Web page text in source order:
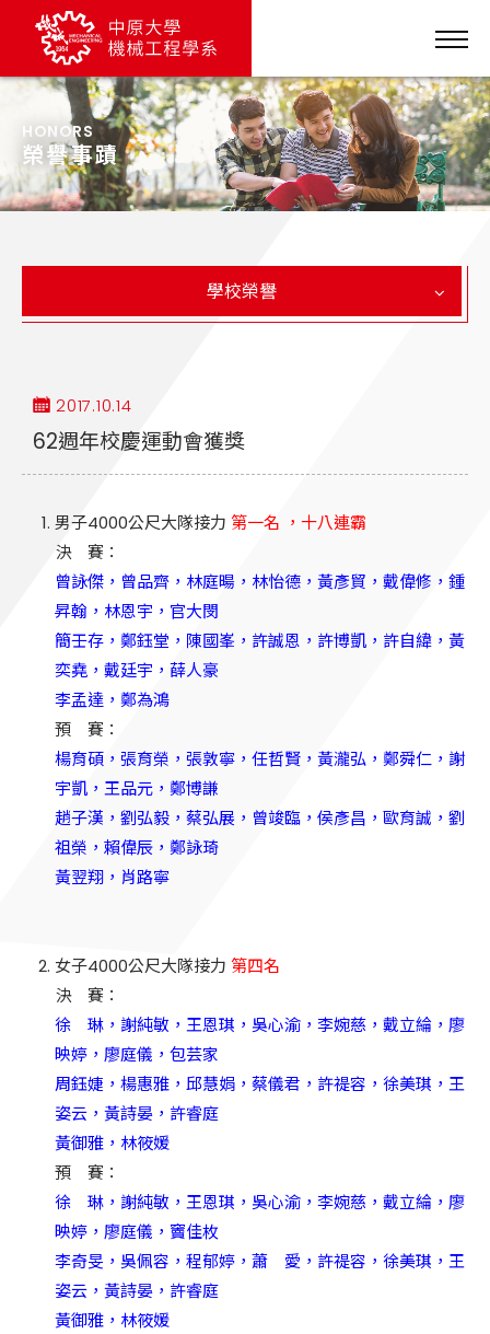
HONORS
榮譽事蹟
學校榮譽
2017.10.14
62週年校慶運動會獲獎
男子4000公尺大隊接力 第一名 ，十八連霸
決 賽：
曾詠傑，曾品齊，林庭暘，林怡德，黃彥貿，戴偉修，鍾
昇翰，林恩宇，官大閔
簡壬存，鄭鈺堂，陳國峯，許誠恩，許博凱，許自緯，黃
奕堯，戴廷宇，薛人豪
李孟達，鄭為鴻
預 賽：
楊育碩，張育榮，張敦寧，任哲賢，黃瀧弘，鄭舜仁，謝
宇凱，王品元，鄭博謙
趙子漢，劉弘毅，蔡弘展，曾竣臨，侯彥昌，歐育誠，劉
祖榮，賴偉辰，鄭詠琦
黃翌翔，肖路寧
女子4000公尺大隊接力 第四名
決 賽：
徐 琳，謝純敏，王恩琪，吳心渝，李婉慈，戴立綸，廖
映婷，廖庭儀，包芸家
周鈺婕，楊惠雅，邱慧娟，蔡儀君，許禔容，徐美琪，王
姿云，黃詩晏，許睿庭
黃御雅，林筱媛
預 賽：
徐 琳，謝純敏，王恩琪，吳心渝，李婉慈，戴立綸，廖
映婷，廖庭儀，竇佳枚
李奇旻，吳佩容，程郁婷，蕭 愛，許禔容，徐美琪，王
姿云，黃詩晏，許睿庭
黃御雅，林筱媛